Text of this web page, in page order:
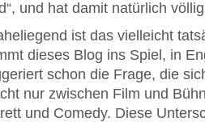
und hat damit natürlich
ist das vielleicht
dieses Blog ins Spiel, in
schon die Frage, die
nur zwischen Film und
und Comedy. Diese